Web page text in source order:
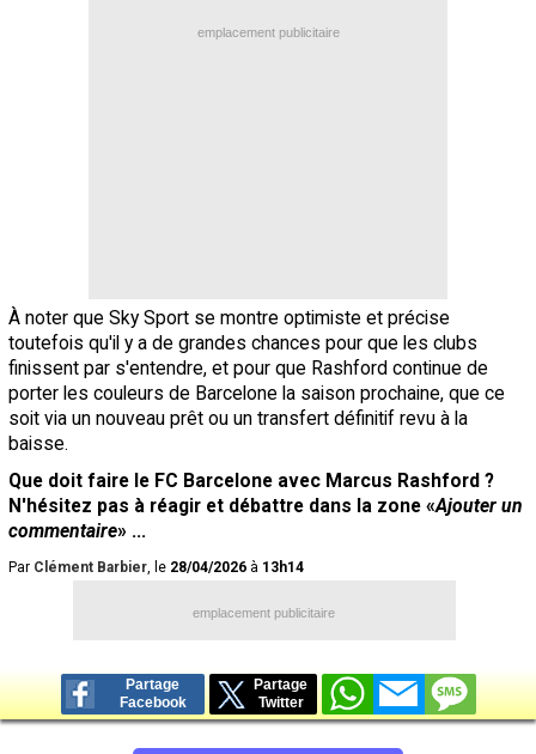
emplacement publicitaire
À noter que Sky Sport se montre optimiste et précise
toutefois qu'il y a de grandes chances pour que les clubs
finissent par s'entendre, et pour que Rashford continue de
porter les couleurs de Barcelone la saison prochaine, que ce
soit via un nouveau prêt ou un transfert définitif revu à la
baisse.
Que doit faire le FC Barcelone avec Marcus Rashford ?
N'hésitez pas à réagir et débattre dans la zone «Ajouter un
commentaire» ...
Par Clément Barbier, le 28/04/2026 à 13h14
emplacement publicitaire
Partage
Facebook
Partage
Twitter